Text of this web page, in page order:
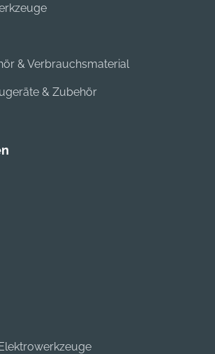
& Verbrauchsmaterial
& Zubehör